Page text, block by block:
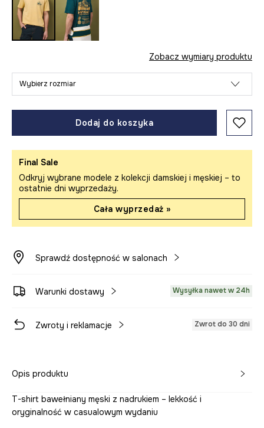
Zobacz wymiary produktu
Wybierz rozmiar
Dodaj do koszyka
Final Sale
Odkryj wybrane modele z kolekcji damskiej i męskiej – to
ostatnie dni wyprzedaży.
Cała wyprzedaż »
Sprawdź dostępność w salonach
Warunki dostawy Wysyłka nawet w 24h
Zwroty i reklamacje Zwrot do 30 dni
Opis produktu
T-shirt bawełniany męski z nadrukiem – lekkość i
oryginalność w casualowym wydaniu